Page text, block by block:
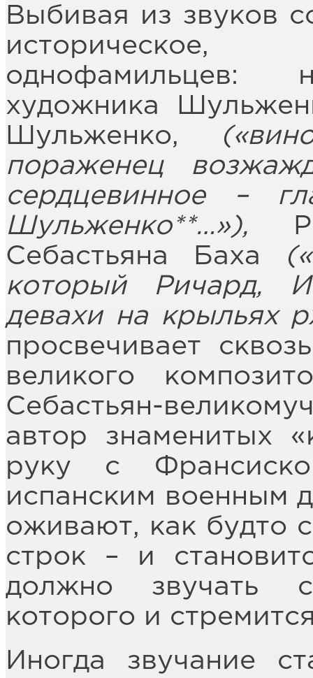
Выбивая из звуков
однофамильцев:
художника
Шульженко,
пораженец
сердцевинное –
Шульженко**…»),
Себастьяна Баха («
который Ричард,
девахи на крыльях
просвечивает
великого
Себастьян-
автор знаменитых
руку с
испанским военным
оживают, как будто
строк – и
должно звучать
которого и
Иногда звучание